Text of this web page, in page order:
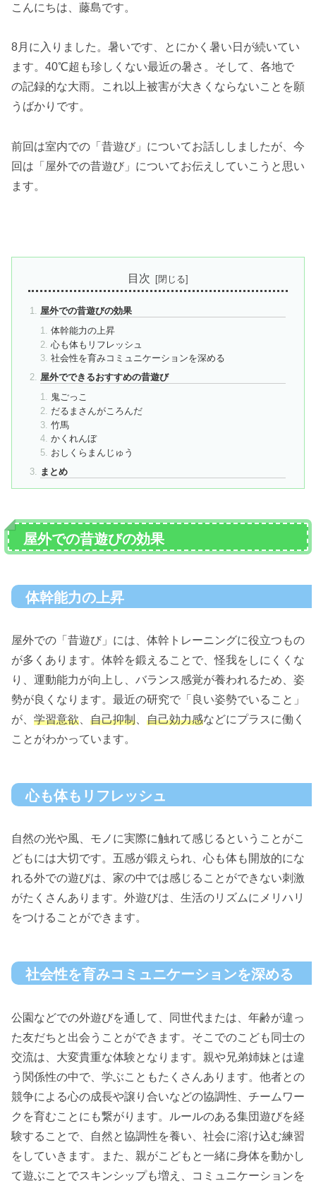
tt
er
c
e
b
o
o
e
ail
こんにちは、藤島です。
8月に入りました。暑いです、とにかく暑い日が続いてい
ます。40℃超も珍しくない最近の暑さ。そして、各地で
の記録的な大雨。これ以上被害が大きくならないことを願
うばかりです。
前回は室内での「昔遊び」についてお話ししましたが、今
回は「屋外での昔遊び」についてお伝えしていこうと思い
ます。
目次
屋外での昔遊びの効果
体幹能力の上昇
心も体もリフレッシュ
社会性を育みコミュニケーションを深める
屋外でできるおすすめの昔遊び
鬼ごっこ
だるまさんがころんだ
竹馬
かくれんぼ
おしくらまんじゅう
まとめ
屋外での昔遊びの効果
体幹能力の上昇
屋外での「昔遊び」には、体幹トレーニングに役立つもの
が多くあります。体幹を鍛えることで、怪我をしにくくな
り、運動能力が向上し、バランス感覚が養われるため、姿
勢が良くなります。最近の研究で「良い姿勢でいること」
が、 学習意欲 自己抑制 自己効力感などにプラスに働く
ことがわかっています。
心も体もリフレッシュ
自然の光や風、モノに実際に触れて感じるということがこ
どもには大切です。五感が鍛えられ、心も体も開放的にな
れる外での遊びは、家の中では感じることができない刺激
がたくさんあります。外遊びは、生活のリズムにメリハリ
をつけることができます。
社会性を育みコミュニケーションを深める
公園などでの外遊びを通して、同世代または、年齢が違っ
た友だちと出会うことができます。そこでのこども同士の
交流は、大変貴重な体験となります。親や兄弟姉妹とは違
う関係性の中で、学ぶこともたくさんあります。他者との
競争による心の成長や譲り合いなどの協調性、チームワー
クを育むことにも繋がります。ルールのある集団遊びを経
験することで、自然と協調性を養い、社会に溶け込む練習
をしていきます。また、親がこどもと一緒に身体を動かし
て遊ぶことでスキンシップも増え、コミュニケーションを